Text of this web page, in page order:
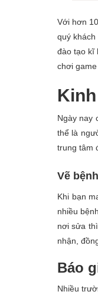
Với hơn
quý
đào tạo kĩ
chơi
Ngày nay
thể là
trung tâm
Vẽ
Khi bạn
nhiều
nơi sửa
nhận,
Báo
Nhiều